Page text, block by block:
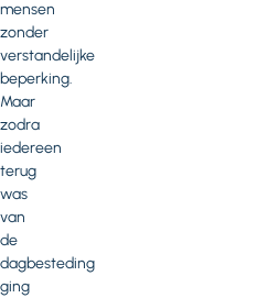
mensen
zonder
verstandelijke
beperking.
Maar
zodra
iedereen
terug
was
van
de
dagbesteding
ging